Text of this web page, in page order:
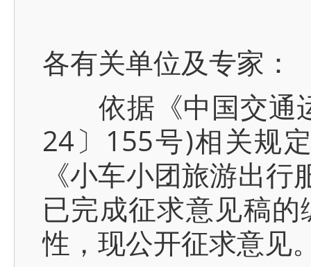
各有关单位及专家：
依据《中国交通
24〕155号)相关规
《小车小团旅游出
已完成征求意见稿
性，现公开征求意见